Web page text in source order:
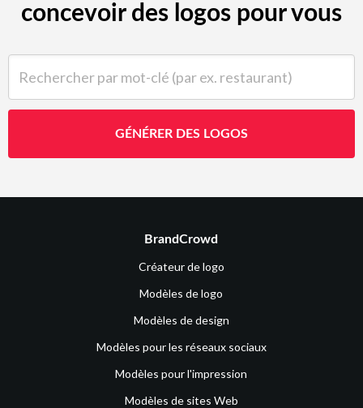
concevoir des logos pour vous
GÉNÉRER DES LOGOS
BrandCrowd
Créateur de logo
Modèles de logo
Modèles de design
Modèles pour les réseaux sociaux
Modèles pour l'impression
Modèles de sites Web